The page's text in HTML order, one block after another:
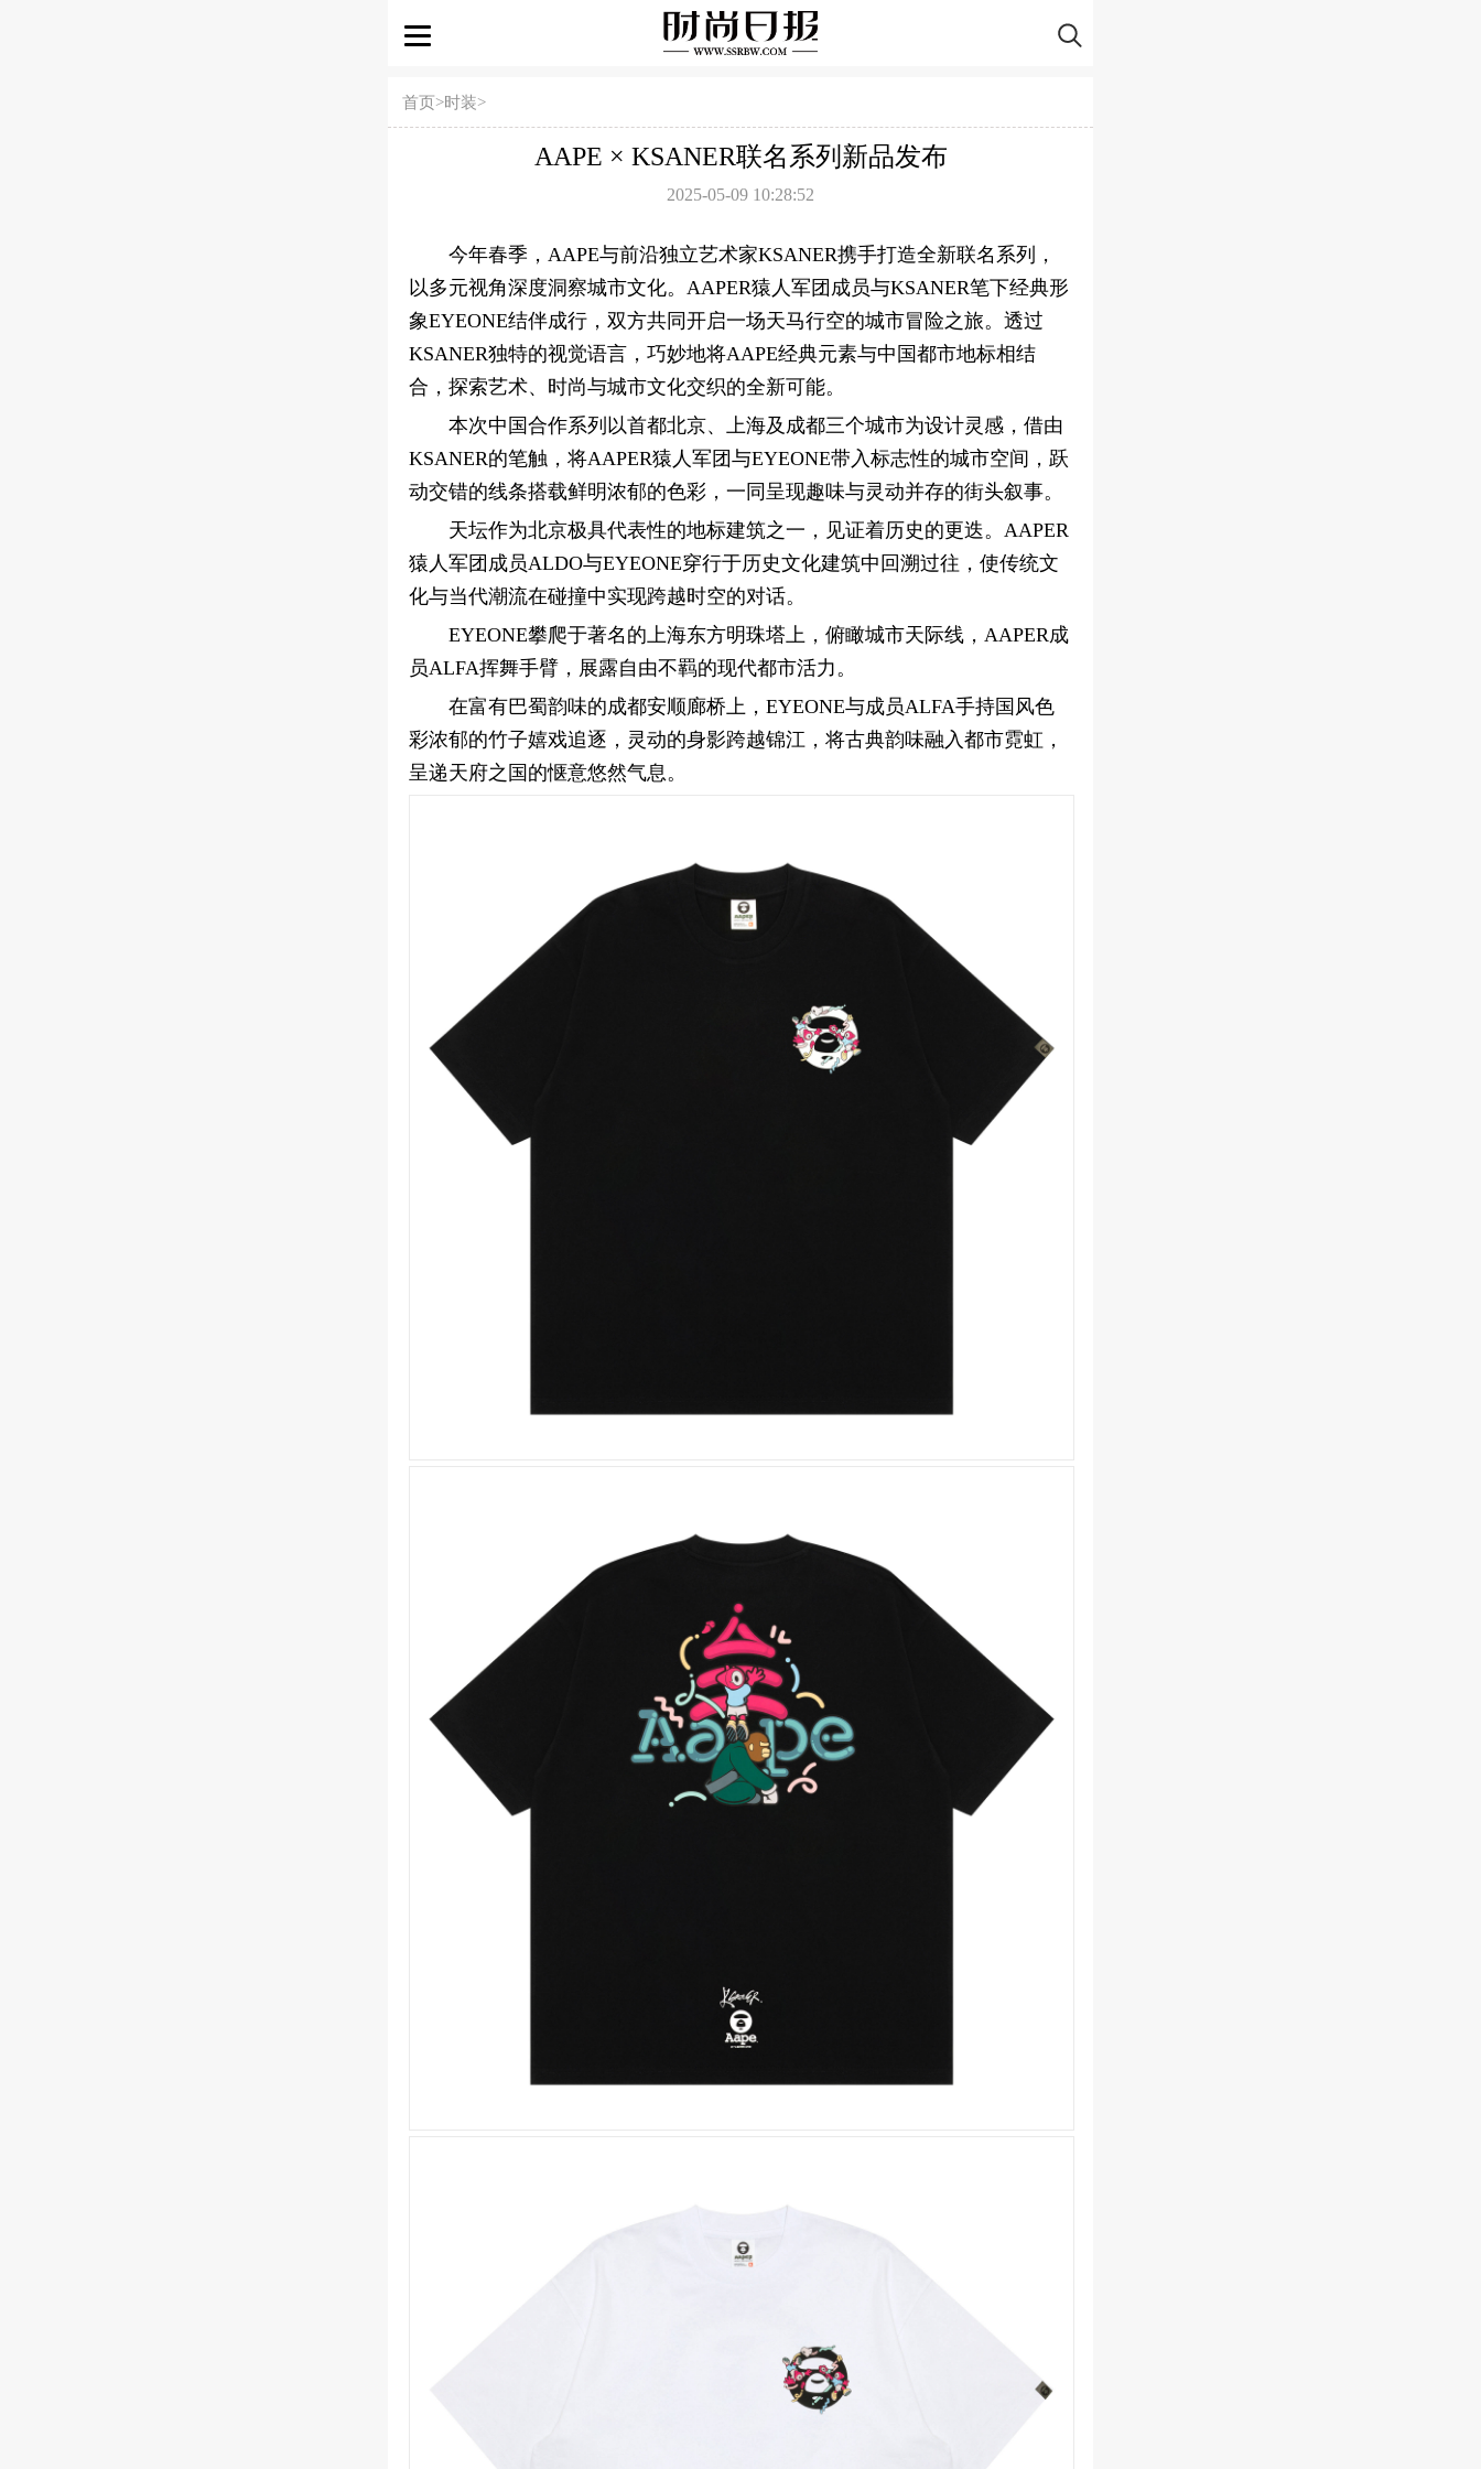
首页>时装>
AAPE × KSANER联名系列新品发布
2025-05-09 10:28:52
今年春季，AAPE与前沿独立艺术家KSANER携手打造全新联名系列，
以多元视角深度洞察城市文化。AAPER猿人军团成员与KSANER笔下经典形
象EYEONE结伴成行，双方共同开启一场天马行空的城市冒险之旅。透过
KSANER独特的视觉语言，巧妙地将AAPE经典元素与中国都市地标相结
合，探索艺术、时尚与城市文化交织的全新可能。
本次中国合作系列以首都北京、上海及成都三个城市为设计灵感，借由
KSANER的笔触，将AAPER猿人军团与EYEONE带入标志性的城市空间，跃
动交错的线条搭载鲜明浓郁的色彩，一同呈现趣味与灵动并存的街头叙事。
天坛作为北京极具代表性的地标建筑之一，见证着历史的更迭。AAPER
猿人军团成员ALDO与EYEONE穿行于历史文化建筑中回溯过往，使传统文
化与当代潮流在碰撞中实现跨越时空的对话。
EYEONE攀爬于著名的上海东方明珠塔上，俯瞰城市天际线，AAPER成
员ALFA挥舞手臂，展露自由不羁的现代都市活力。
在富有巴蜀韵味的成都安顺廊桥上，EYEONE与成员ALFA手持国风色
彩浓郁的竹子嬉戏追逐，灵动的身影跨越锦江，将古典韵味融入都市霓虹，
呈递天府之国的惬意悠然气息。